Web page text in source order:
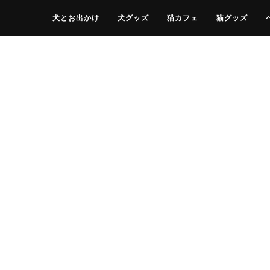
犬とお出かけ 犬グッズ 猫カフェ 猫グッズ